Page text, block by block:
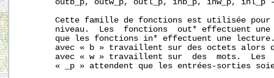
outb_p, outw_p, outl_p, inb_p, inw_p, inl_p
Cette famille de fonctions est utilisée
niveau.  Les  fonctions  out* effectuent
que les fonctions in* effectuent une
avec « b » travaillent sur des octets alors
avec « w » travaillent sur  des  mots.  Les
« _p » attendent que les entrées-sorties